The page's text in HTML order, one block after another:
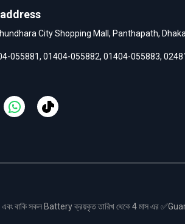
City Shopping Mall, Panthapath,
055881, 01404-055882, 01404-055883,
বাকি সকল Battery ক্রয়কৃত তারিখ থেকে 4 মাস এর